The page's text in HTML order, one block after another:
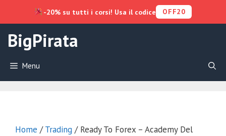
contenuto
BigPirata
Menu
Home /Trading / Ready To Forex – Academy Del
-20% su tutti i corsi! Usa il codice OFF20